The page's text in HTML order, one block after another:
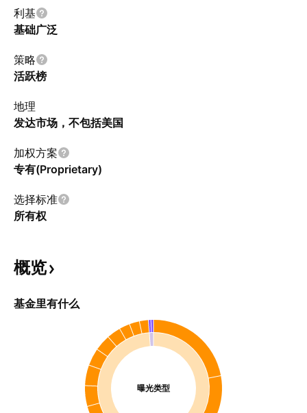
利基
基础广泛
策略
活跃榜
地理
发达市场，不包括美国
加权方案
专有(Proprietary)
选择标准
所有权
概览
基金里有什么
曝光类型